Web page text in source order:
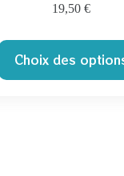
19,50 €
Choix desproduit